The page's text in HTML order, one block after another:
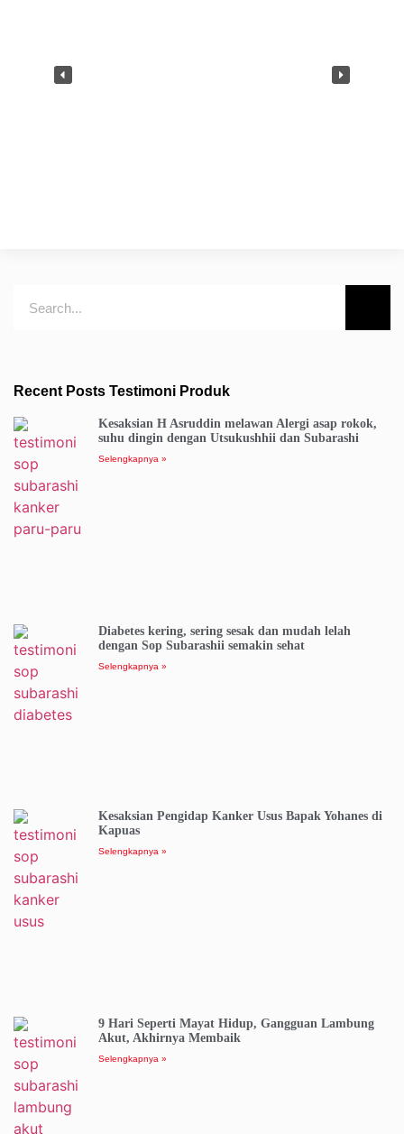
Recent Posts Testimoni Produk
Kesaksian H Asruddin melawan Alergi asap rokok,
suhu dingin dengan Utsukushhii dan Subarashi
Selengkapnya »
Diabetes kering, sering sesak dan mudah lelah
dengan Sop Subarashii semakin sehat
Selengkapnya »
Kesaksian Pengidap Kanker Usus Bapak Yohanes di
Kapuas
Selengkapnya »
9 Hari Seperti Mayat Hidup, Gangguan Lambung
Akut, Akhirnya Membaik
Selengkapnya »